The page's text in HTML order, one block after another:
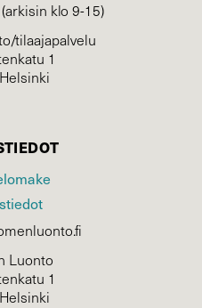
klo 9-15)
tilaajapalvelu
1
Luonto
1